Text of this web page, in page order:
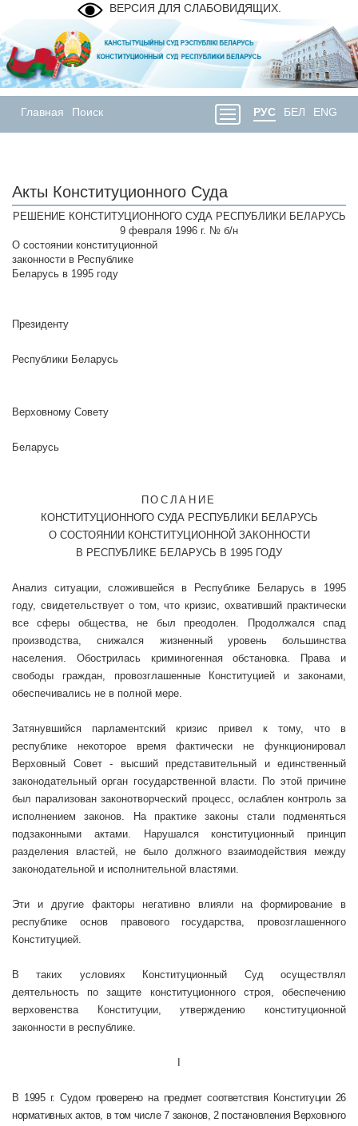
ВЕРСИЯ ДЛЯ СЛАБОВИДЯЩИХ.
Главная Поиск РУС БЕЛ ENG
Акты Конституционного Суда
РЕШЕНИЕ КОНСТИТУЦИОННОГО СУДА РЕСПУБЛИКИ БЕЛАРУСЬ
9 февраля 1996 г. № б/н
О состоянии конституционной
законности в Республике
Беларусь в 1995 году
Президенту
Республики Беларусь
Верховному Совету
Беларусь
ПОСЛАНИЕ
КОНСТИТУЦИОННОГО СУДА РЕСПУБЛИКИ БЕЛАРУСЬ
О СОСТОЯНИИ КОНСТИТУЦИОННОЙ ЗАКОННОСТИ
В РЕСПУБЛИКЕ БЕЛАРУСЬ В 1995 ГОДУ
Анализ ситуации, сложившейся в Республике Беларусь в 1995
году, свидетельствует о том, что кризис, охвативший практически
все сферы общества, не был преодолен. Продолжался спад
производства, снижался жизненный уровень большинства
населения. Обострилась криминогенная обстановка. Права и
свободы граждан, провозглашенные Конституцией и законами,
обеспечивались не в полной мере.
Затянувшийся парламентский кризис привел к тому, что в
республике некоторое время фактически не функционировал
Верховный Совет - высший представительный и единственный
законодательный орган государственной власти. По этой причине
был парализован законотворческий процесс, ослаблен контроль за
исполнением законов. На практике законы стали подменяться
подзаконными актами. Нарушался конституционный принцип
разделения властей, не было должного взаимодействия между
законодательной и исполнительной властями.
Эти и другие факторы негативно влияли на формирование в
республике основ правового государства, провозглашенного
Конституцией.
В таких условиях Конституционный Суд осуществлял
деятельность по защите конституционного строя, обеспечению
верховенства Конституции, утверждению конституционной
законности в республике.
В 1995 г. Судом проверено на предмет соответствия Конституции 26
нормативных актов, в том числе 7 законов, 2 постановления Верховного